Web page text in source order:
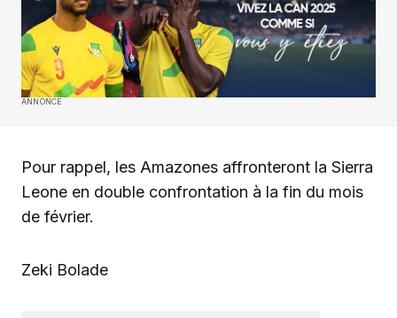
ANNONCE
Pour rappel, les Amazones affronteront la Sierra
Leone en double confrontation à la fin du mois
de février.
Zeki Bolade